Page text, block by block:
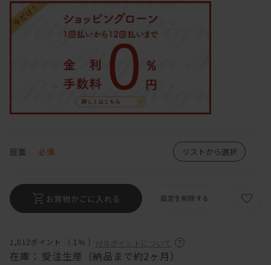
1,012ポイント （ 1％ ） 付与ポイントについて
在庫： 受注生産（納品まで約2ヶ月）
座面 必須 リストから選択
お買物かごに入れる 設定を削除する